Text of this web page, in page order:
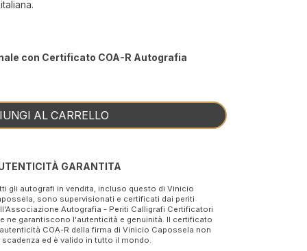
con Certificato COA-R Autografia
AL CARRELLO
GARANTITA
gli autografi in vendita, incluso questo di Vinicio
sono supervisionati e certificati dai periti
Autografia - Periti Calligrafi Certificatori
ne garantiscono l'autenticità e genuinità. Il certificato
COA-R della firma di Vinicio Capossela non
scadenza ed è valido in tutto il mondo.